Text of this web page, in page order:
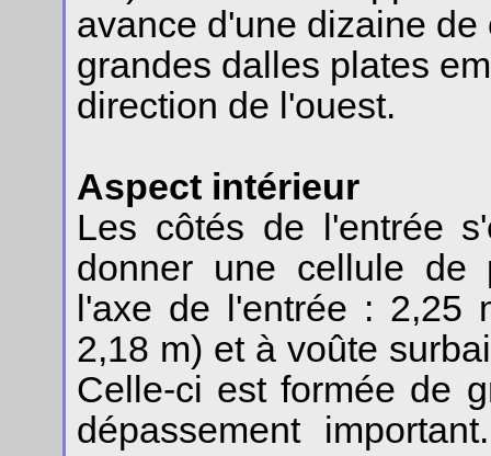
avance d'une dizaine
grandes dalles plates
direction de l'ouest.
Aspect intérieur
Les côtés de l'entrée
donner une cellule de
l'axe de l'entrée : 2,25
2,18 m) et à voûte
Celle-ci est formée de
dépassement